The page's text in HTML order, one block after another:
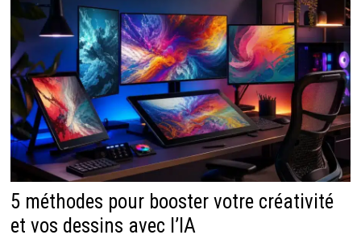
5 méthodes pour booster votre créativité
et vos dessins avec l’IA